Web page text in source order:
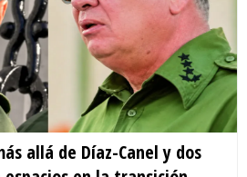
allá de Díaz-Canel y dos